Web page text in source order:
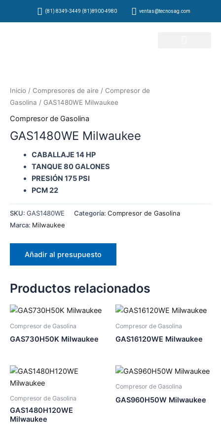
(81) 8349-3449 (81)8900-4980 ventas@tecnosag.com
Inicio / Compresores de aire / Compresor de
Gasolina / GAS1480WE Milwaukee
Compresor de Gasolina
GAS1480WE Milwaukee
CABALLAJE 14 HP
TANQUE 80 GALONES
PRESIÓN 175 PSI
PCM 22
SKU: GAS1480WE Categoría: Compresor de Gasolina
Marca: Milwaukee
Añadir al presupuesto
Productos relacionados
Compresor de Gasolina
GAS730H50K Milwaukee
Compresor de Gasolina
GAS16120WE Milwaukee
Compresor de Gasolina
GAS1480H120WE
Milwaukee
Compresor de Gasolina
GAS960H50W Milwaukee